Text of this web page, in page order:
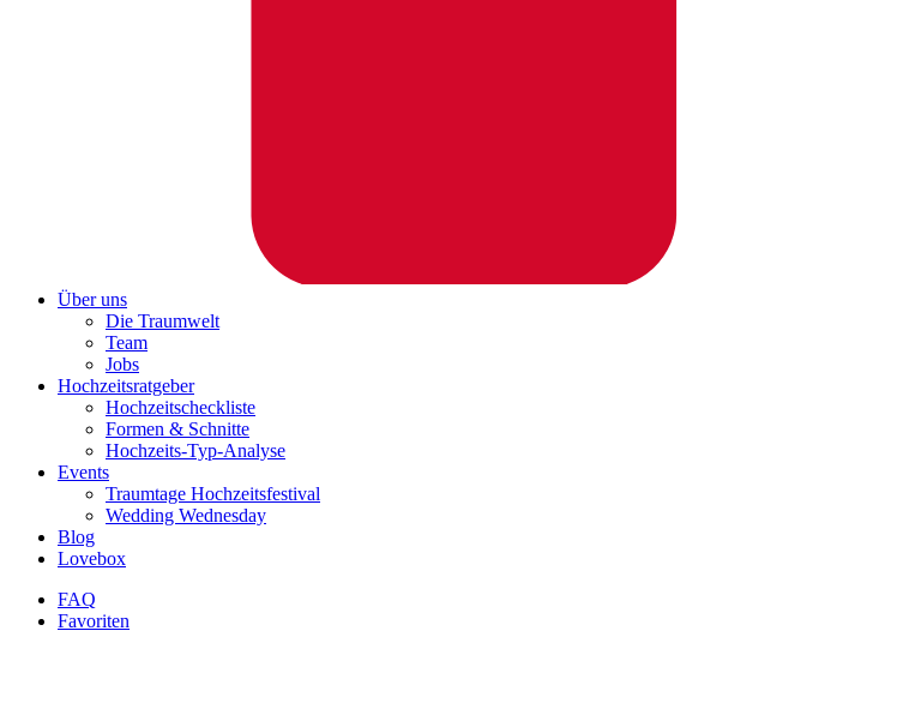
Über uns
Die Traumwelt
Team
Jobs
Hochzeitsratgeber
Hochzeitscheckliste
Formen & Schnitte
Hochzeits-Typ-Analyse
Events
Traumtage Hochzeitsfestival
Wedding Wednesday
Blog
Lovebox
FAQ
Favoriten